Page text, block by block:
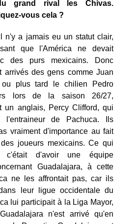
grand rival les Chivas.
vous cela ?
n'y a jamais eu un statut clair,
que l'América ne devait
des purs mexicains. Donc
arrivés des gens comme Juan
ou plus tard le chilien Pedro
lors de la saison 26/27,
un anglais, Percy Clifford, qui
de Pachuca. Ils
vraiment d'importance au fait
joueurs mexicains. Ce qui
c'était d'avoir une équipe
Guadalajara, à cette
ne les affrontait pas, car ils
leur ligue occidentale du
lui participait à la Liga Mayor,
n'est arrivé qu'en